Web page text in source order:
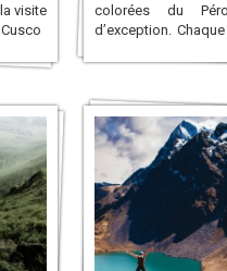
visite
vous
colorées du
d’exception.